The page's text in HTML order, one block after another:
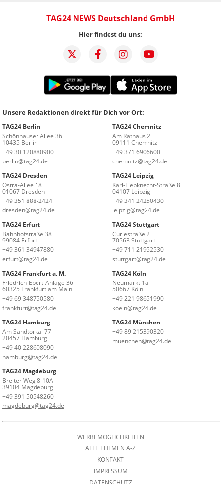
TAG24 NEWS Deutschland GmbH
Hier findest du uns:
Unsere Redaktionen direkt für Dich vor Ort:
TAG24 Berlin
Schönhauser Allee 36
10435 Berlin
+49 30 120880900
berlin@tag24.de
TAG24 Chemnitz
Am Rathaus 2
09111 Chemnitz
+49 371 6906600
chemnitz@tag24.de
TAG24 Dresden
Ostra-Allee 18
01067 Dresden
+49 351 888-2424
dresden@tag24.de
TAG24 Leipzig
Karl-Liebknecht-Straße 8
04107 Leipzig
+49 341 24250430
leipzig@tag24.de
TAG24 Erfurt
Bahnhofstraße 38
99084 Erfurt
+49 361 34947880
erfurt@tag24.de
TAG24 Stuttgart
Curiestraße 2
70563 Stuttgart
+49 711 21952530
stuttgart@tag24.de
TAG24 Frankfurt a. M.
Friedrich-Ebert-Anlage 36
60325 Frankfurt am Main
+49 69 348750580
frankfurt@tag24.de
TAG24 Köln
Neumarkt 1a
50667 Köln
+49 221 98651990
koeln@tag24.de
TAG24 Hamburg
Am Sandtorkai 77
20457 Hamburg
+49 40 228608090
hamburg@tag24.de
TAG24 München
+49 89 215390320
muenchen@tag24.de
TAG24 Magdeburg
Breiter Weg 8-10A
39104 Magdeburg
+49 391 50548260
magdeburg@tag24.de
WERBEMÖGLICHKEITEN
ALLE THEMEN A-Z
KONTAKT
IMPRESSUM